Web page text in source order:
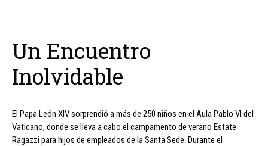
Un Encuentro
Inolvidable
El Papa León XIV sorprendió a más de 250 niños en el Aula Pablo VI del
Vaticano, donde se lleva a cabo el campamento de verano Estate
Ragazzi para hijos de empleados de la Santa Sede. Durante el